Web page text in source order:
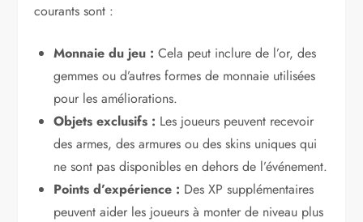
courants sont :
Monnaie du jeu : Cela peut inclure de l’or, des
gemmes ou d’autres formes de monnaie utilisées
pour les améliorations.
Objets exclusifs : Les joueurs peuvent recevoir
des armes, des armures ou des skins uniques qui
ne sont pas disponibles en dehors de l’événement.
Points d’expérience : Des XP supplémentaires
peuvent aider les joueurs à monter de niveau plus